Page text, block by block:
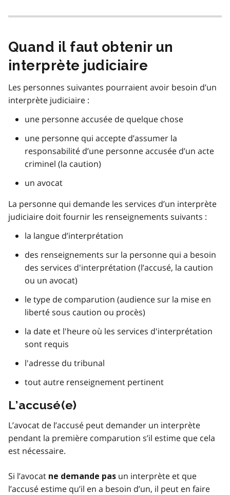
Quand il faut obtenir un
interprète judiciaire
Les personnes suivantes pourraient avoir besoin d’un
interprète judiciaire :
une personne accusée de quelque chose
une personne qui accepte d’assumer la
responsabilité d’une personne accusée d’un acte
criminel (la caution)
un avocat
La personne qui demande les services d’un interprète
judiciaire doit fournir les renseignements suivants :
la langue d’interprétation
des renseignements sur la personne qui a besoin
des services d'interprétation (l’accusé, la caution
ou un avocat)
le type de comparution (audience sur la mise en
liberté sous caution ou procès)
la date et l'heure où les services d'interprétation
sont requis
l'adresse du tribunal
tout autre renseignement pertinent
L’accusé(e)
L’avocat de l’accusé peut demander un interprète
pendant la première comparution s’il estime que cela
est nécessaire.
Si l’avocat ne demande pas un interprète et que
l’accusé estime qu’il en a besoin d’un, il peut en faire